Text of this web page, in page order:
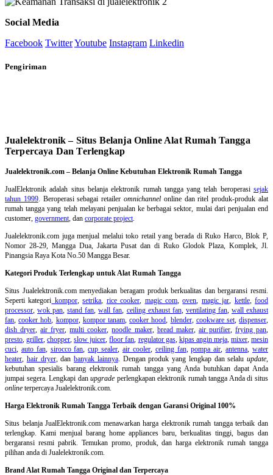
Social Media
Facebook TwitterYoutube Instagram Linkedin
Pengiriman
Jualelektronik – Situs Belanja Online Alat Rumah Tangga
Terpercaya Dan Terlengkap
Jualelektronik.com – Belanja Online Kebutuhan Elektronik Rumah Tangga
JualElektronik adalah situs belanja elektronik rumah tanggayang telah beroperasisejak
tahun 1999. Beroperasi sebagai retaileromnichannel online dan ritel produk-produk alat
rumah tangga yang telah melayani penjualan ke berbagai sektor, mulai dari penjualan end
customer, government, dan corporate project.
Jualelektronik.com juga menjual melalui toko retail yang berada di Ruko Harco, Blok P,
Nomor 28-29, Mangga Dua, Jakarta Pusat dan di Ruko Glodok Plaza, Komplek, Jl.
Pinangsia Raya Kota No.50 Mangga Besar.
Kategori Produk Terlengkap untuk Alat Rumah Tangga
Situs Jualelektronik.com menyediakan beragam produk berkualitas dan bergaransi resmi.
Seperti kategori kompor,setrika, rice cooker, magic com,oven, magic jar, kettle,food
processor,wok pan,stand fan,wall fan, ceiling exhaust fan, ventilating fan, wall exhaust
fan,cooker hob, kompor, kompor tanam,cooker hood, blender, cookware set,dispenser,
dish dryer,air fryer,multi cooker,noodle maker, bread maker, air purifier, frying pan,
presto,griller,chopper,slow juicer,floor fan, regulator gas, kipas angin meja, mixer,mesin
cuci, auto fan, sirocco fan,cup sealer,air cooler, ceiling fan,pompa air,antenna,water
heater, hair dryer, dan banyak lainnya. Dengan produk yang lengkap dan selalu update,
kebutuhan spesialis barang elektronik rumah tangga yang Anda butuhkan dapat Anda
jumpai segera. Lengkapi danupgrade perlengkapan elektronik rumah tangga Anda di situs
online terpercaya Jualelektronik.com.
Harga Elektronik Rumah Tangga Terbaik dengan Garansi Original 100%
Situs belanjaJualElektronik.com menawarkan harga elektronik rumah tangga terbaik dan
terlengkap. Kami menjual barang home appliances baru, berkualitas tinggi, bagus dan
bergaransi resmi pabrik. Temukan promo, produk, dan harga elektronik rumah tangga
pilihan anda di Jualelektronik.com.
Brand Alat Rumah Tangga Original dan Terpercaya